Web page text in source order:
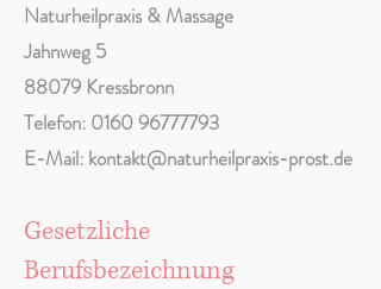
Naturheilpraxis & Massage
Jahnweg 5
88079 Kressbronn
Telefon: 0160 96777793
E-Mail: kontakt@naturheilpraxis-prost.de
Gesetzliche
Berufsbezeichnung